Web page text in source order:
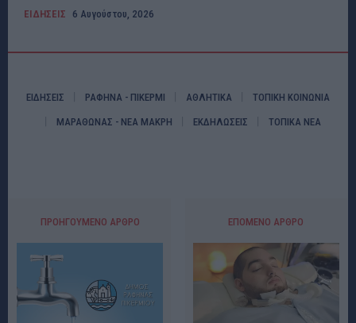
ΕΙΔΗΣΕΙΣ 6 Αυγούστου, 2026
ΕΙΔΗΣΕΙΣ ΡΑΦΗΝΑ - ΠΙΚΕΡΜΙ ΑΘΛΗΤΙΚΑ ΤΟΠΙΚΗ ΚΟΙΝΩΝΙΑ
ΜΑΡΑΘΩΝΑΣ - ΝΕΑ ΜΑΚΡΗ ΕΚΔΗΛΩΣΕΙΣ ΤΟΠΙΚΑ ΝΕΑ
ΠΡΟΗΓΟΎΜΕΝΟ ΆΡΘΡΟ ΕΠΌΜΕΝΟ ΆΡΘΡΟ